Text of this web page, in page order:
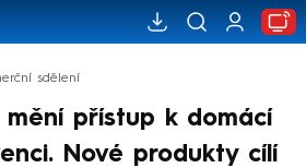
sdělení
mění přístup k domácí
Nové produkty cílí